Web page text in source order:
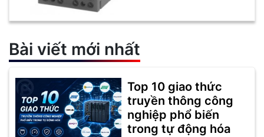
Bài viết mới nhất
Top 10 giao thức
truyền thông công
nghiệp phổ biến
trong tự động hóa